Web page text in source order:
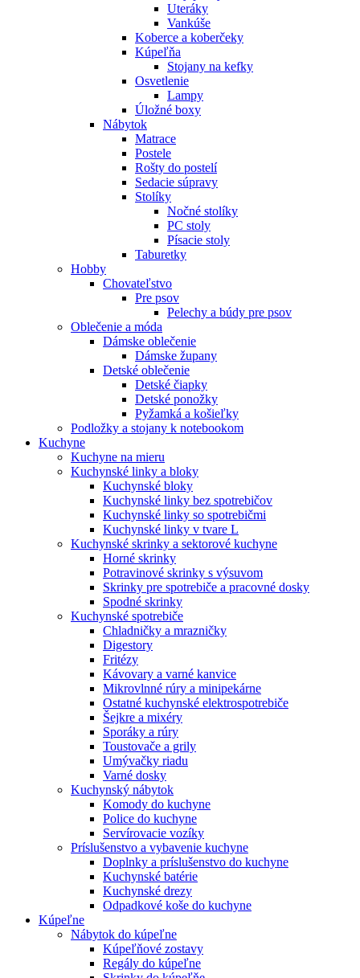
Uteráky
Vankúše
Koberce a koberčeky
Kúpeľňa
Stojany na kefky
Osvetlenie
Lampy
Úložné boxy
Nábytok
Matrace
Postele
Rošty do postelí
Sedacie súpravy
Stolíky
Nočné stolíky
PC stoly
Písacie stoly
Taburetky
Hobby
Chovateľstvo
Pre psov
Pelechy a búdy pre psov
Oblečenie a móda
Dámske oblečenie
Dámske župany
Detské oblečenie
Detské čiapky
Detské ponožky
Pyžamká a košieľky
Podložky a stojany k notebookom
Kuchyne
Kuchyne na mieru
Kuchynské linky a bloky
Kuchynské bloky
Kuchynské linky bez spotrebičov
Kuchynské linky so spotrebičmi
Kuchynské linky v tvare L
Kuchynské skrinky a sektorové kuchyne
Horné skrinky
Potravinové skrinky s výsuvom
Skrinky pre spotrebiče a pracovné dosky
Spodné skrinky
Kuchynské spotrebiče
Chladničky a mrazničky
Digestory
Fritézy
Kávovary a varné kanvice
Mikrovlnné rúry a minipekárne
Ostatné kuchynské elektrospotrebiče
Šejkre a mixéry
Sporáky a rúry
Toustovače a grily
Umývačky riadu
Varné dosky
Kuchynský nábytok
Komody do kuchyne
Police do kuchyne
Servírovacie vozíky
Príslušenstvo a vybavenie kuchyne
Doplnky a príslušenstvo do kuchyne
Kuchynské batérie
Kuchynské drezy
Odpadkové koše do kuchyne
Kúpeľne
Nábytok do kúpeľne
Kúpeľňové zostavy
Regály do kúpeľne